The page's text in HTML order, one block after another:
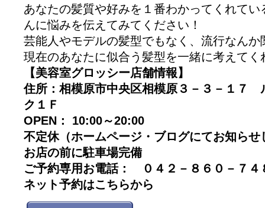
あなたの髪質や好みを１番わかってくれて
んに悩みを伝えてみてください！
芸能人やモデルの髪型でもなく、流行なんか
現在のあなたに似合う髪型を一緒に考えてく
【美容室グロッシー店舗情報】
住所：相模原市中央区相模原３－３－１７
ク１Ｆ
OPEN： 10:00～20:00
不定休（ホームページ・ブログにてお知らせ
お店の前に駐車場完備
ご予約専用お電話： ０４２－８６０－７
ネット予約はこちらから